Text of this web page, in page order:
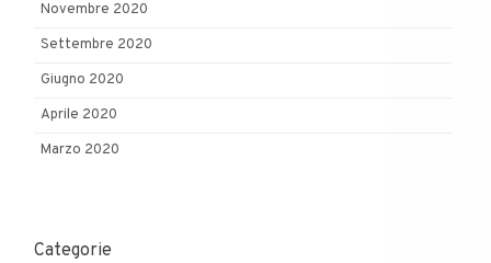
Novembre 2020
Settembre 2020
Giugno 2020
Aprile 2020
Marzo 2020
Categorie